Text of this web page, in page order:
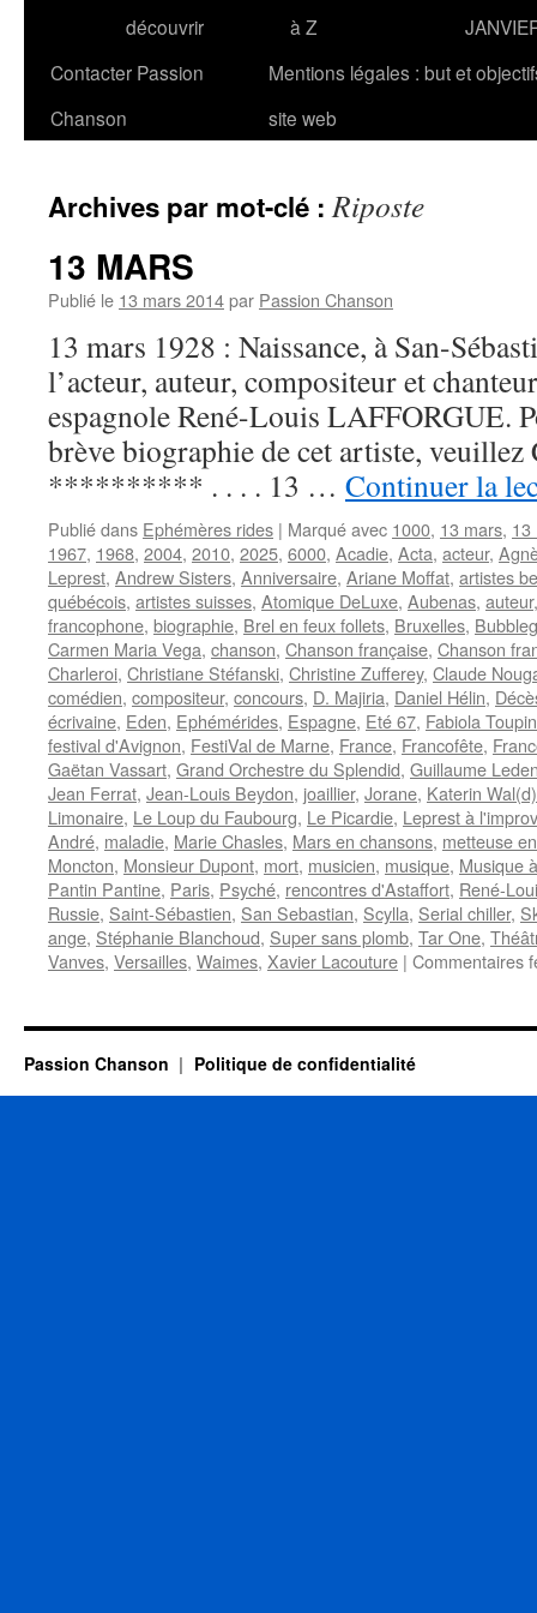
découvrir
à Z
Contacter Passion
Chanson
Mentions légales : but et
site web
Archives par mot-clé :Riposte
13 MARS
Publié le 13 mars 2014par Passion Chanson
13 mars 1928 : Naissance, à San-
l’acteur, auteur, compositeur et
espagnole René-Louis LAFFORGUE.
brève biographie de cet artiste,
********** . . . . 13 … Continuer la
Publié dans Ephémères rides | Marqué avec 1000, 13 mars, 13
1967, 1968, 2004, 2010, 2025, 6000, Acadie, Acta, acteur,
Leprest, Andrew Sisters, Anniversaire, Ariane Moffat, artistes
québécois, artistes suisses, Atomique DeLuxe, Aubenas, auteur
francophone, biographie, Brel en feux follets, Bruxelles,
Carmen Maria Vega, chanson, Chanson française, Chanson
Charleroi, Christiane Stéfanski, Christine Zufferey, Claude
comédien, compositeur, concours, D. Majiria, Daniel Hélin,
écrivaine, Eden, Ephémérides, Espagne, Eté 67, Fabiola Toupin
festival d'Avignon, FestiVal de Marne, France, Francofête,
Gaëtan Vassart, Grand Orchestre du Splendid, Guillaume
Jean Ferrat, Jean-Louis Beydon, joaillier, Jorane, Katerin
Limonaire, Le Loup du Faubourg, Le Picardie, Leprest à
André, maladie, Marie Chasles, Mars en chansons, metteuse
Moncton, Monsieur Dupont, mort, musicien, musique, Musique
Pantin Pantine, Paris, Psyché, rencontres d'Astaffort, René-
Russie, Saint-Sébastien, San Sebastian, Scylla, Serial chiller,
ange, Stéphanie Blanchoud, Super sans plomb, Tar One,
Vanves, Versailles, Waimes, Xavier Lacouture | Commentaires
Passion Chanson Politique de confidentialité